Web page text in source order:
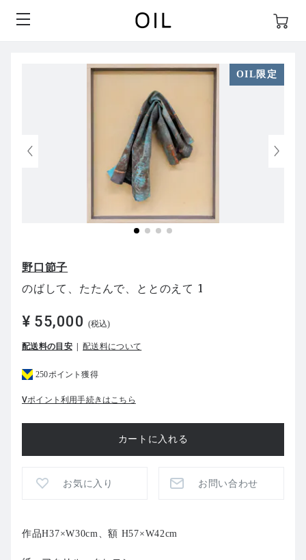
OIL限定
野口節子
のばして、たたんで、ととのえて 1
¥ 55,000 (税込)
配送料の目安 配送料について
250ポイント獲得
Vポイント利用手続きはこちら
お気に入り お問い合わせ
作品H37×W30cm、額 H57×W42cm